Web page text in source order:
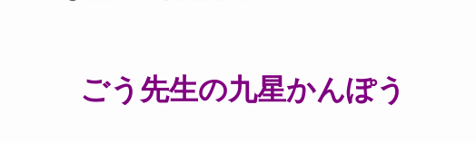
ごう先生の九星かんぽう